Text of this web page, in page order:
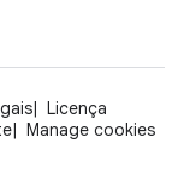
Licença
Manage cookies